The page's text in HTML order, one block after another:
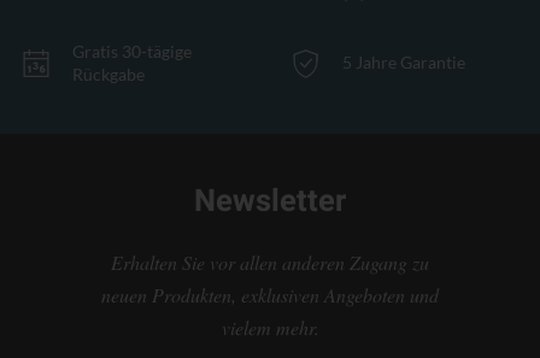
Gratis 30-tägige
Rückgabe
5 Jahre Garantie
Newsletter
Erhalten Sie vor allen anderen Zugang zu
neuen Produkten, exklusiven Angeboten und
vielem mehr.